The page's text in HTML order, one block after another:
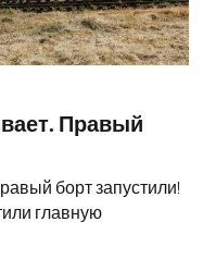
Правый
борт запустили!
главную